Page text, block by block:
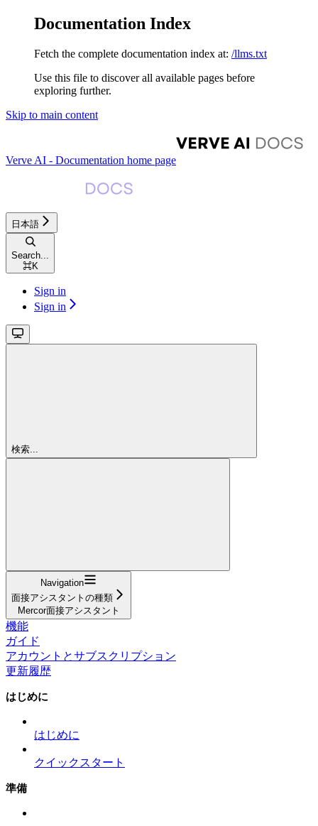
Documentation Index
Fetch the complete documentation index at: /llms.txt
Use this file to discover all available pages before
exploring further.
Skip to main content
Verve AI - Documentation home page
日本語
Search...
⌘K
Sign in
Sign in
検索...
Navigation
面接アシスタントの種類
Mercor面接アシスタント
機能
ガイド
アカウントとサブスクリプション
更新履歴
はじめに
はじめに
クイックスタート
準備